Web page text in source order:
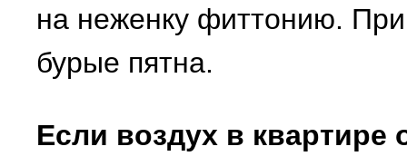
на неженку фиттонию.
бурые пятна.
Если воздух в квартире